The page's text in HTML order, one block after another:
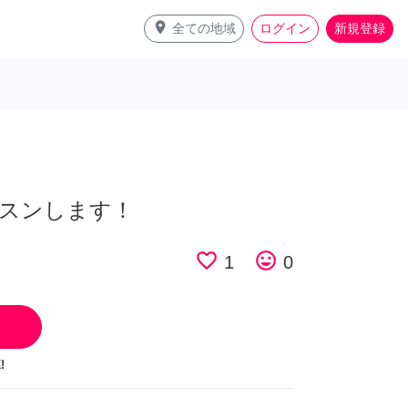
place 全ての地域 ログイン 新規登録
ンします！
favorite_border 1 tag_faces 0